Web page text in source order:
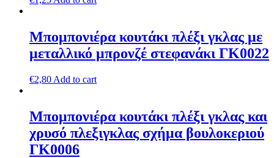
Μπομπονιέρα κουτάκι πλέξι γκλας με
μεταλλικό μπρονζέ στεφανάκι ΓΚ0022
€2,80 Add to cart
Μπομπονιέρα κουτάκι πλέξι γκλας και
χρυσό πλεξιγκλας σχήμα βουλοκεριού
ΓΚ0006